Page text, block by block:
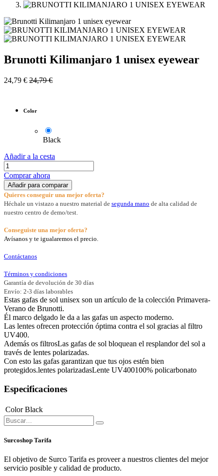
Brunotti Kilimanjaro 1 unisex eyewear
24,79 € 24,79€
Color
Black
Añadir a la cesta
Comprar ahora
Añadir para comparar
Quieres conseguir una mejor oferta?
Héchale un vistazo a nuestro material de segunda mano de alta calidad de
nuestro centro de demo/test.
Conseguiste una mejor oferta?
Avísanos y te igualaremos el precio.
Contáctanos
Términos y condiciones
Garantía de devolución de 30 días
Envío: 2-3 días laborables
Estas gafas de sol unisex son un artículo de la colección Primavera-
Verano de Brunotti.
Él marco delgado le da a las gafas un aspecto moderno.
Las lentes ofrecen protección óptima contra el sol gracias al filtro
UV400.
Además os filtrosLas gafas de sol bloquean el resplandor del sol a
través de lentes polarizadas.
Con esto las gafas garantizan que tus ojos estén bien
protegidos.lentes polarizadasLente UV400100% policarbonato
Especificaciones
Color Black
Surcoshop Tarifa
El objetivo de Surco Tarifa es proveer a nuestros clientes del mejor
servicio posible y calidad de producto.